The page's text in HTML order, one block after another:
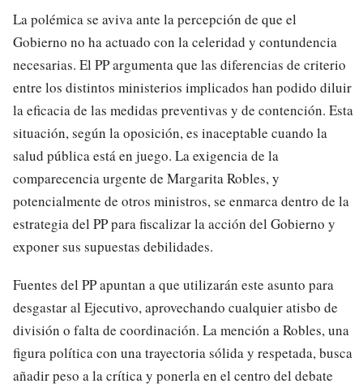
La polémica se aviva ante la percepción de que el
Gobierno no ha actuado con la celeridad y contundencia
necesarias. El PP argumenta que las diferencias de criterio
entre los distintos ministerios implicados han podido diluir
la eficacia de las medidas preventivas y de contención. Esta
situación, según la oposición, es inaceptable cuando la
salud pública está en juego. La exigencia de la
comparecencia urgente de Margarita Robles, y
potencialmente de otros ministros, se enmarca dentro de la
estrategia del PP para fiscalizar la acción del Gobierno y
exponer sus supuestas debilidades.
Fuentes del PP apuntan a que utilizarán este asunto para
desgastar al Ejecutivo, aprovechando cualquier atisbo de
división o falta de coordinación. La mención a Robles, una
figura política con una trayectoria sólida y respetada, busca
añadir peso a la crítica y ponerla en el centro del debate